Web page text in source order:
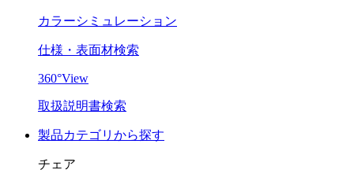
カラーシミュレーション
仕様・表面材検索
360°View
取扱説明書検索
製品カテゴリから探す
チェア